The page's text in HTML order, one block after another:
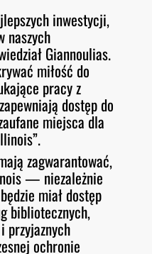
inwestycji,
naszych
Giannoulias.
miłość do
pracy z
dostęp do
miejsca dla
zagwarantować,
— niezależnie
miał dostęp
bibliotecznych,
przyjaznych
ochronie